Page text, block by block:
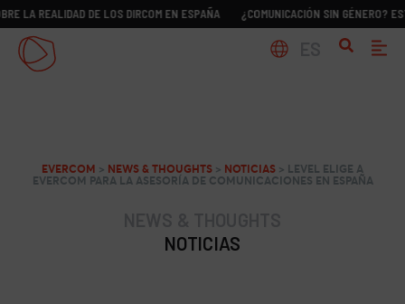
DE LOS DIRCOM EN ESPAÑA ¿COMUNICACIÓN SIN GÉNERO? ESTUDIO
EVERCOM > NEWS & THOUGHTS > NOTICIAS > LEVEL ELIGE A
EVERCOM PARA LA ASESORÍA DE COMUNICACIONES EN ESPAÑA
NOTICIAS